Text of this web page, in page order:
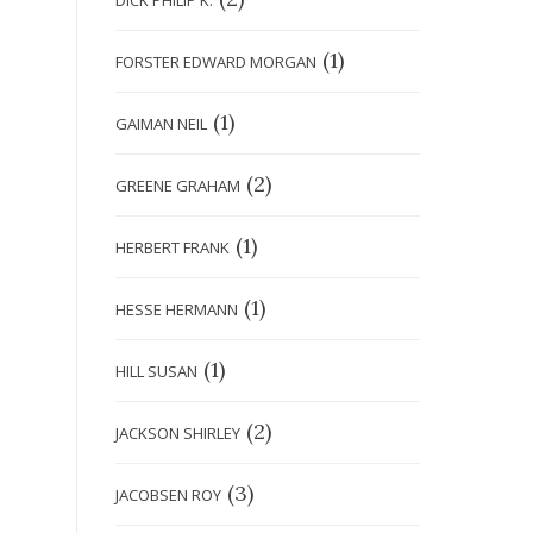
FORSTER EDWARD MORGAN (1)
GAIMAN NEIL (1)
GREENE GRAHAM (2)
HERBERT FRANK (1)
HESSE HERMANN (1)
HILL SUSAN (1)
JACKSON SHIRLEY (2)
JACOBSEN ROY (3)